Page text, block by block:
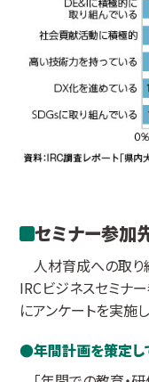
セミナー参加
人材育成への取り
IRCビジネスセミナ
にアンケートを実施
年間計画を策定し